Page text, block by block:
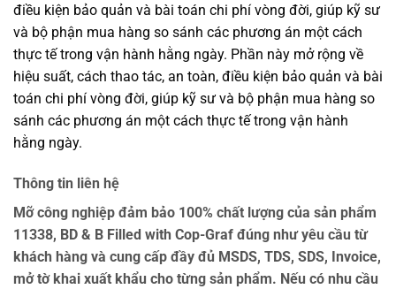
điều kiện bảo quản và bài toán chi phí vòng đời, giúp kỹ sư
và bộ phận mua hàng so sánh các phương án một cách
thực tế trong vận hành hằng ngày. Phần này mở rộng về
hiệu suất, cách thao tác, an toàn, điều kiện bảo quản và bài
toán chi phí vòng đời, giúp kỹ sư và bộ phận mua hàng so
sánh các phương án một cách thực tế trong vận hành
hằng ngày.
Thông tin liên hệ
Mỡ công nghiệp đảm bảo 100% chất lượng của sản phẩm
11338, BD & B Filled with Cop-Graf đúng như yêu cầu từ
khách hàng và cung cấp đầy đủ MSDS, TDS, SDS, Invoice,
mở tờ khai xuất khẩu cho từng sản phẩm. Nếu có nhu cầu